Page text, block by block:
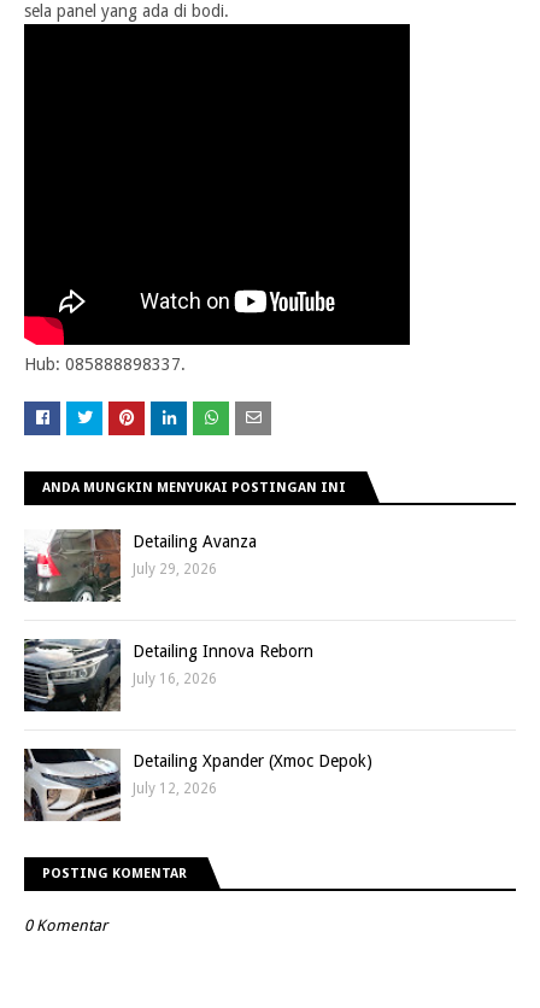
sela panel yang ada di bodi.
Hub: 085888898337.
ANDA MUNGKIN MENYUKAI POSTINGAN INI
Detailing Avanza
July 29, 2026
Detailing Innova Reborn
July 16, 2026
Detailing Xpander (Xmoc Depok)
July 12, 2026
POSTING KOMENTAR
0 Komentar